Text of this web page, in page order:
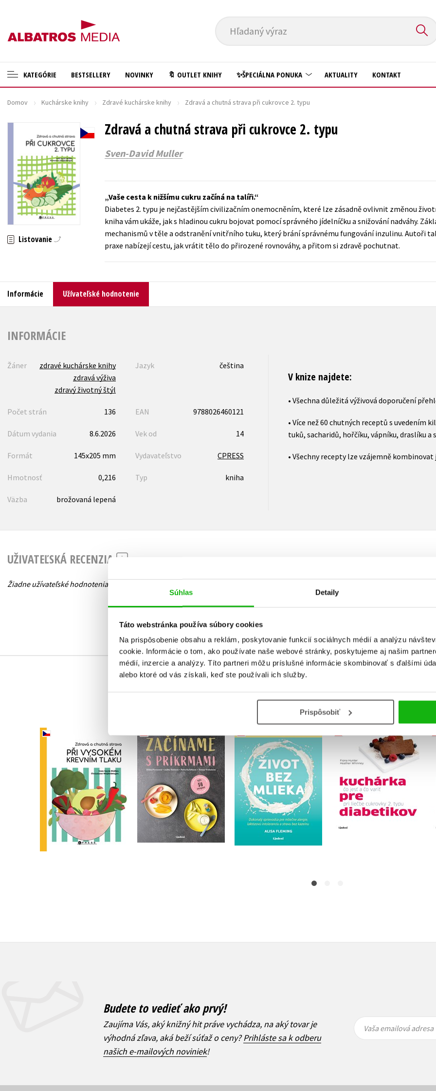
Súhlas Detaily
Táto webstránka používa súbory cookies
Na prispôsobenie obsahu a reklám, poskytovanie funkcií sociálnych médií a analýzu
cookie. Informácie o tom, ako používate naše webové stránky, poskytujeme aj našim
médií, inzercie a analýzy. Títo partneri môžu príslušné informácie skombinovať s ďalšími
alebo ktoré od vás získali, keď ste používali ich služby.
Prispôsobiť
Hľadaný výraz
KATEGÓRIE
🛍️ Darčekové poukazy
🎁 Limitované balíčky
🔥 Výhodné predpredaje
🏷️ Zlacnené knihy
⚔️ Zaklínač na CD
🔖Outlet knihy
Auto - moto
Cestovanie
Darčekové publikácie
Doplnkový sortiment
Ezoterika a duchovný svet
História a military
Hobby
Humanitné a spoločenské vedy
Kariéra a osobný rozvoj
Krížovky
Počítače
Poézia
Učebnice
Výchova a pedagogika
Young adult
BESTSELLERY NOVINKY 🔖 OUTLET KNIHY ✨ŠPECIÁLNA PONUKA AKTUALITY KONTAKT
Domov Kuchárske knihy Zdravé kuchárske knihy Zdravá a chutná strava při cukrovce 2. typu
Zdravá a chutná strava při cukrovce 2. typu
Sven-David Muller
Listovanie
Vaše cesta k nižšímu cukru začíná na talíři.
Diabetes 2. typu je nejčastějším civilizačním onemocněním, které lze zásadně ovlivnit změnou
kniha vám ukáže, jak s hladinou cukru bojovat pomocí správného jídelníčku a snižování nadváhy.
mechanismů v těle a odstranění vnitřního tuku, který brání správnému fungování inzulinu. Autoři
praxe nabízejí cestu, jak vrátit tělo do přirozené rovnováhy, a přitom si zdravě pochutnat.
Informácie Užívateľské hodnotenie
INFORMÁCIE
Žáner
zdravé kuchárske knihy
zdravá výživa
zdravý životný štýl
Jazyk čeština
Počet strán 136 EAN 9788026460121
Dátum vydania 8.6.2026 Vek od 14
Formát 145x205 mm Vydavateľstvo CPRESS
Hmotnosť 0,216 Typ kniha
Väzba brožovaná lepená
V knize najdete:
• Všechna důležitá výživová doporučení
• Více než 60 chutných receptů s uvedením
tuků, sacharidů, hořčíku, vápníku, draslíku a
• Všechny recepty lze vzájemně
UŽIVATEĽSKÁ RECENZIA
Žiadne užívateľské hodnotenia nie sú dostupné.
Prihlásiť
Zdravá a chutná strava
při vysokém krevním
tlaku
Sven-David Muller
Do košíka
10,19 €
Judita Tkáčová
,
Eliška Pivrncová
,
Petra Kuřátková
,
Tereza Vrábelová
Do košíka
Život bez mlieka
Alisa Fleming
Do košíka
21,17 €
Kuchárka pre
diabetikov - čo jesť a
čo variť pri liečbe
cukrovky 2. typu (2.
akosť)
Fiona Hunter
,
Heather Whinney
Budete to vedieť ako prvý!
Zaujíma Vás, aký knižný hit práve vychádza, na aký tovar je
výhodná zľava, aká beží súťaž o ceny?Prihláste sa k odberu
našich e-mailových noviniek!
emailová
emailová
Vaša emailová adresa